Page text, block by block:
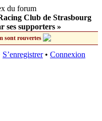
Club de Strasbourg
ses supporters »
sont rouvertes
S’enregistrer• Connexion